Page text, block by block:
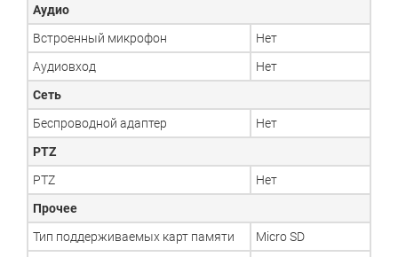
Аудио
Встроенный микрофон
Нет
Аудиовход
Нет
Сеть
Беспроводной адаптер
Нет
PTZ
PTZ
Нет
Прочее
Тип поддерживаемых карт памяти
Micro SD